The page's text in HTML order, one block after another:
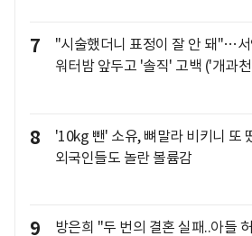
7
"시술했더니 표정이 잘 안 돼"…
워터밤 앞두고 '솔직' 고백 ('개과
8
'10kg 뺀' 소유, 뼈말라 비키니 또
외국인들도 놀란 볼륨감
9
방은희 "두 번의 결혼 실패..아들